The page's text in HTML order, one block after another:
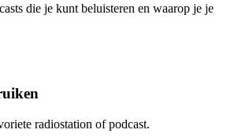
die je kunt beluisteren en waarop je je
radiostation of podcast.